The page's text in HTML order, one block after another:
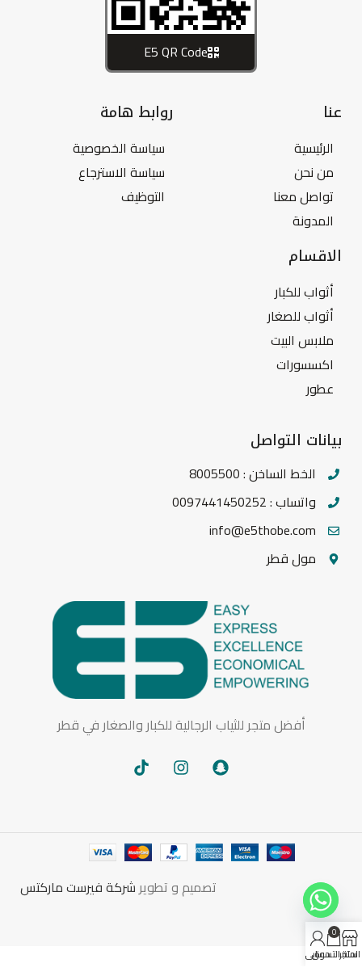
E5 QR Code
عنا
الرئيسية
من نحن
تواصل معنا
المدونة
روابط هامة
سياسة الخصوصية
سياسة الاسترجاع
التوظيف
الاقسام
أثواب للكبار
أثواب للصغار
ملابس البيت
اكسسورات
عطور
بيانات التواصل
الخط الساخن : 8005500
واتساب : 0097441450252
info@e5thobe.com
مول قطر
أفضل متجر للثياب الرجالية للكبار والصغار في قطر
تصميم و تطويرشركة فيرست ماركتس
المتجر
0
سلة التسوق
حسابي